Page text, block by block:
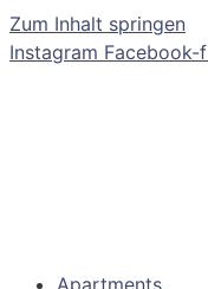
Zum Inhalt springen
Instagram Facebook-f
Apartments